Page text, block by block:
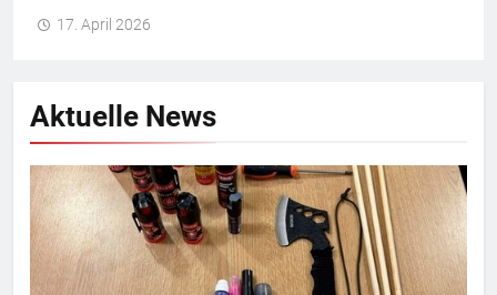
17. April 2026
Aktuelle News